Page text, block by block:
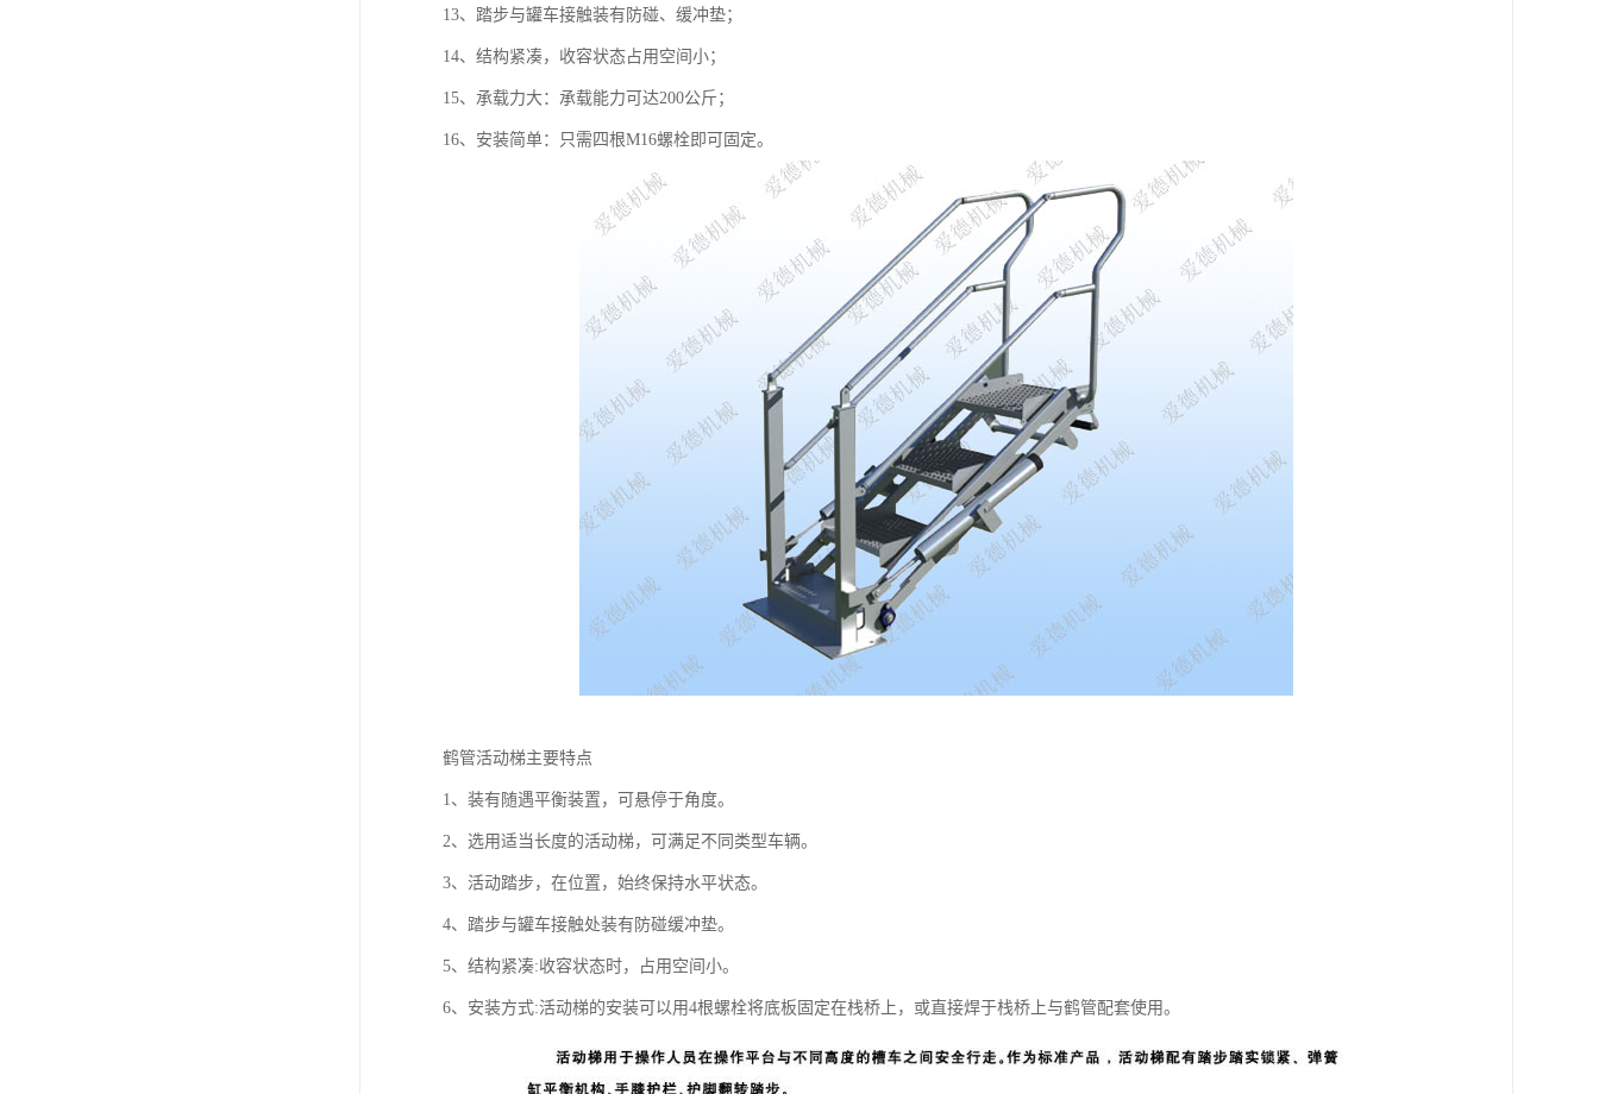
13、踏步与罐车接触装有防碰、缓冲垫；
14、结构紧凑，收容状态占用空间小；
15、承载力大：承载能力可达200公斤；
16、安装简单：只需四根M16螺栓即可固定。
鹤管活动梯主要特点
1、装有随遇平衡装置，可悬停于角度。
2、选用适当长度的活动梯，可满足不同类型车辆。
3、活动踏步，在位置，始终保持水平状态。
4、踏步与罐车接触处装有防碰缓冲垫。
5、结构紧凑:收容状态时，占用空间小。
6、安装方式:活动梯的安装可以用4根螺栓将底板固定在栈桥上，或直接焊于栈桥上与鹤管配套使用。